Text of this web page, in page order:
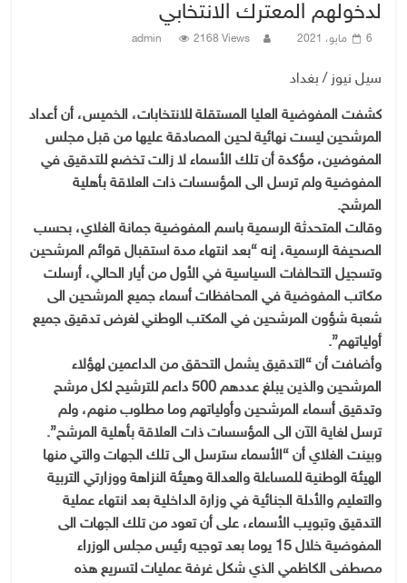
لدخولهم المعترك الانتخابي
6 مايو، 2021 admin 2168 Views
سيل نيوز / بغداد
كشفت المفوضية العليا المستقلة للانتخابات، الخميس، أن أعداد
المرشحين ليست نهائية لحين المصادقة عليها من قبل مجلس
المفوضين، مؤكدة أن تلك الأسماء لا زالت تخضع للتدقيق في
المفوضية ولم ترسل الى المؤسسات ذات العلاقة بأهلية
المرشح.
وقالت المتحدثة الرسمية باسم المفوضية جمانة الغلاي، بحسب
الصحيفة الرسمية، إنه “بعد انتهاء مدة استقبال قوائم المرشحين
وتسجيل التحالفات السياسية في الأول من أيار الحالي، أرسلت
مكاتب المفوضية في المحافظات أسماء جميع المرشحين الى
شعبة شؤون المرشحين في المكتب الوطني لغرض تدقيق جميع
أولياتهم”.
وأضافت أن “التدقيق يشمل التحقق من الداعمين لهؤلاء
المرشحين والذين يبلغ عددهم 500 داعم للترشيح لكل مرشح
وتدقيق أسماء المرشحين وأولياتهم وما مطلوب منهم، ولم
ترسل لغاية الآن الى المؤسسات ذات العلاقة بأهلية المرشح”.
وبينت الغلاي أن “الأسماء سترسل الى تلك الجهات والتي منها
الهيئة الوطنية للمساءلة والعدالة وهيئة النزاهة ووزارتي التربية
والتعليم والأدلة الجنائية في وزارة الداخلية بعد انتهاء عملية
التدقيق وتبويب الأسماء، على أن تعود من تلك الجهات الى
المفوضية خلال 15 يوما بعد توجيه رئيس مجلس الوزراء
مصطفى الكاظمي الذي شكل غرفة عمليات لتسريع هذه